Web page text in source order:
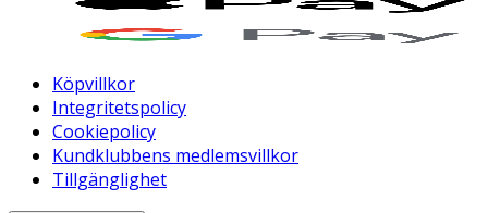
Köpvillkor
Integritetspolicy
Cookiepolicy
Kundklubbens medlemsvillkor
Tillgänglighet